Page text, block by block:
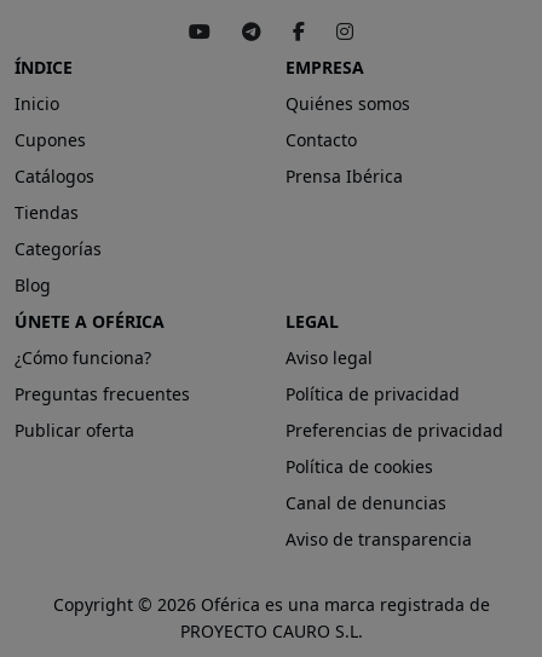
ÍNDICE
Inicio
Cupones
Catálogos
Tiendas
Categorías
Blog
EMPRESA
Quiénes somos
Contacto
Prensa Ibérica
ÚNETE A OFÉRICA
¿Cómo funciona?
Preguntas frecuentes
Publicar oferta
LEGAL
Aviso legal
Política de privacidad
Preferencias de privacidad
Política de cookies
Canal de denuncias
Aviso de transparencia
Copyright © 2026 Oférica es una marca registrada de
PROYECTO CAURO S.L.